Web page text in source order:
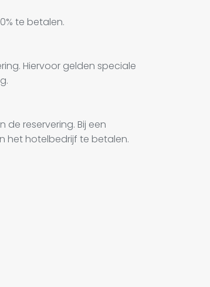
te betalen.
Hiervoor gelden speciale
reservering. Bij een
het hotelbedrijf te betalen.